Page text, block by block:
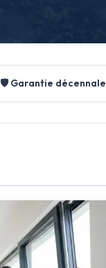
🛡️ Garantie décennale